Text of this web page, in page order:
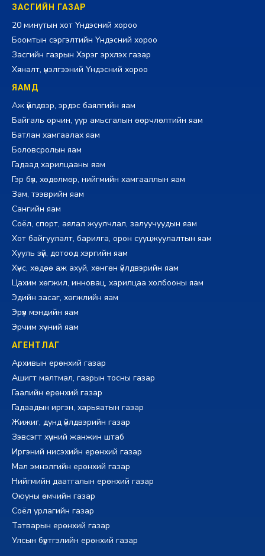
ЗАСГИЙН ГАЗАР
20 минутын хот Үндэсний хороо
Боомтын сэргэлтийн Үндэсний хороо
Засгийн газрын Хэрэг эрхлэх газар
Хяналт, үнэлгээний Үндэсний хороо
ЯАМД
Аж үйлдвэр, эрдэс баялгийн яам
Байгаль орчин, уур амьсгалын өөрчлөлтийн яам
Батлан хамгаалах яам
Боловсролын яам
Гадаад харилцааны яам
Гэр бүл, хөдөлмөр, нийгмийн хамгааллын яам
Зам, тээврийн яам
Сангийн яам
Соёл, спорт, аялал жуулчлал, залуучуудын яам
Хот байгуулалт, барилга, орон сууцжуулалтын яам
Хууль зүй, дотоод хэргийн яам
Хүнс, хөдөө аж ахуй, хөнгөн үйлдвэрийн яам
Цахим хөгжил, инновац, харилцаа холбооны яам
Эдийн засаг, хөгжлийн яам
Эрүүл мэндийн яам
Эрчим хүчний яам
АГЕНТЛАГ
Архивын ерөнхий газар
Ашигт малтмал, газрын тосны газар
Гаалийн ерөнхий газар
Гадаадын иргэн, харьяатын газар
Жижиг, дунд үйлдвэрийн газар
Зэвсэгт хүчний жанжин штаб
Иргэний нисэхийн ерөнхий газар
Мал эмнэлгийн ерөнхий газар
Нийгмийн даатгалын ерөнхий газар
Оюуны өмчийн газар
Соёл урлагийн газар
Татварын ерөнхий газар
Улсын бүртгэлийн ерөнхий газар